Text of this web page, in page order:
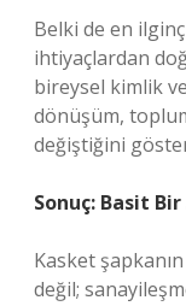
Belki de en
ihtiyaçlardan
bireysel kimlik
dönüşüm,
değiştiğini
Sonuç: Basit
Kasket
değil;